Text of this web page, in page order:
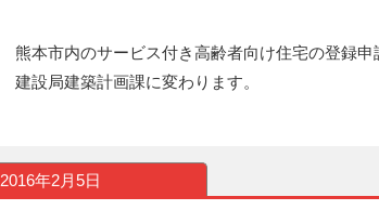
熊本市内のサービス付き高齢者向け住宅の登録
建設局建築計画課に変わります。
2016年2月5日